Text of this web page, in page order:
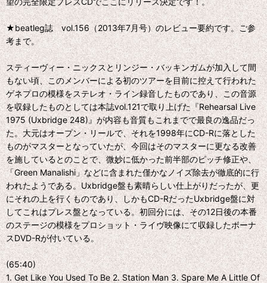
★beatleg誌 vol.156（2013年7月号）のレビュー要約です。ご参
考まで。
スティーヴィー・ニックスとリンジー・バッキンガムが加入して間
もない頃、このメンバーによる初のツアーを目前に控えて行われた
ゲネプロの模様をステレオ・ライン録音したものであり、この音源
を収録したものとしては本誌vol.121で取り上げた『Rehearsal Live
1975 (Uxbridge 248)』が内容も音質もこれまでで最良の逸品だっ
た。大元はオープン・リールで、それを1998年にCD-Rに落とした
ものがマスターとなっていたが、今回はそのマスターに更なる改善
を施しているとのことで、微妙に低かった前半部のピッチ修正や、
「Green Manalishi」などに含まれた僅かなノイズ除去が徹底的に行
われたようである。Uxbridge盤も素晴らしい仕上がりだったが、更
にそれの上を行くものであり、しかもCD-RだったUxbridge盤に対
してこれはプレス盤となっている。初回分には、その12日後の本番
のステージの模様をプロショット・ライヴ映像にて収録したボーナ
スDVD-Rが付いている。
(65:40)
1. Get Like You Used To Be 2. Station Man 3. Spare Me A Little Of